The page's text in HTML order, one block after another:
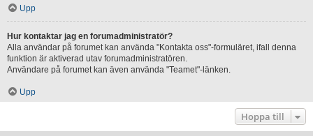
Upp
Hur kontaktar jag en forumadministratör?
Alla användar på forumet kan använda "Kontakta oss"-formuläret, ifall denna
funktion är aktiverad utav forumadministratören.
Användare på forumet kan även använda "Teamet"-länken.
Upp
Hoppa till